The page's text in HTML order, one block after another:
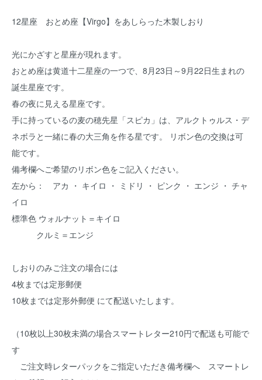
12星座 おとめ座【Virgo】をあしらった木製しおり
光にかざすと星座が現れます。
おとめ座は黄道十二星座の一つで、8月23日～9月22日生まれの
誕生星座です。
春の夜に見える星座です。
手に持っているの麦の穂先星「スピカ」は、アルクトゥルス・デ
ネボラと一緒に春の大三角を作る星です。 リボン色の交換は可
能です。
備考欄へご希望のリボン色をご記入ください。
左から： アカ ・ キイロ ・ ミドリ ・ ピンク ・ エンジ ・ チャ
イロ
標準色 ウォルナット＝キイロ
クルミ＝エンジ
しおりのみご注文の場合には
4枚までは定形郵便
10枚までは定形外郵便 にて配送いたします。
（10枚以上30枚未満の場合スマートレター210円で配送も可能で
す
ご注文時レターパックをご指定いただき備考欄へ スマートレ